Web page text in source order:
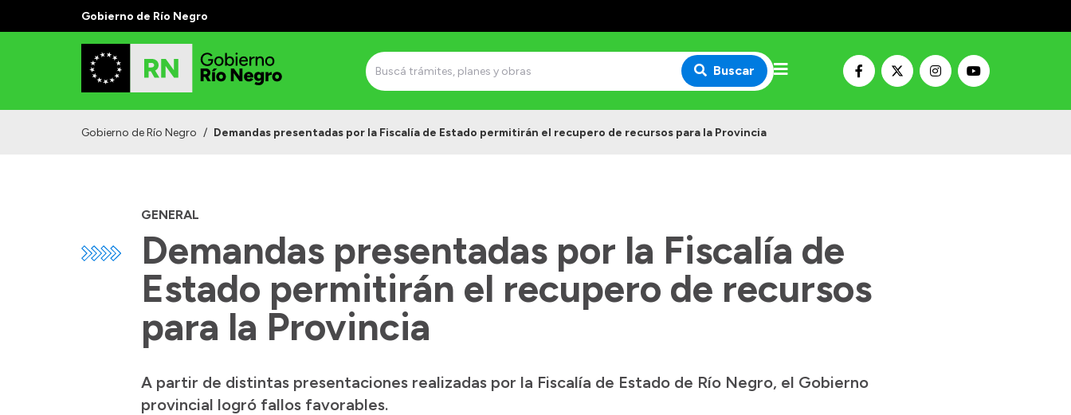
Gobierno de Río Negro
Buscar
Gobierno de Río Negro / Demandas presentadas por la Fiscalía de Estado permitirán el recupero de recursos para la Provincia
GENERAL
Demandas presentadas por la Fiscalía de
Estado permitirán el recupero de recursos
para la Provincia
A partir de distintas presentaciones realizadas por la Fiscalía de Estado de Río Negro, el Gobierno
provincial logró fallos favorables.